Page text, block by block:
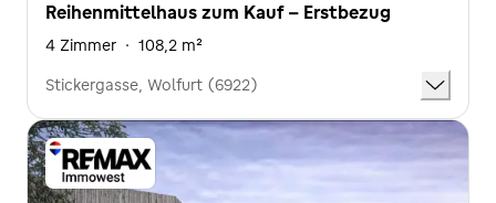
Reihenmittelhaus zum Kauf - Erstbezug
4 Zimmer · 108,2 m²
Stickergasse, Wolfurt (6922)